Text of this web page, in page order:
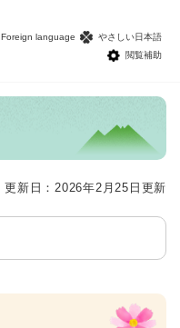
Foreign language
やさしい日本語
閲覧補助
更新日：2026年2月25日更新